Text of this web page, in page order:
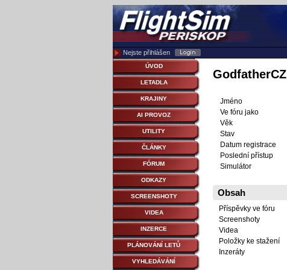
Nejste přihlášen
ÚVOD
LETADLA
KRAJINY
AI PROVOZ
UTILITY
ČLÁNKY
FÓRUM
ODKAZY
SCREENSHOTY
VIDEA
INZERCE
PLÁNOVÁNÍ LETŮ
VYHLEDÁVÁNÍ
GodfatherCZ
Jméno
Ve fóru jako
Věk
Stav
Datum registrace
Poslední přístup
Simulátor
Obsah
Příspěvky ve fóru
Screenshoty
Videa
Položky ke stažení
Inzeráty